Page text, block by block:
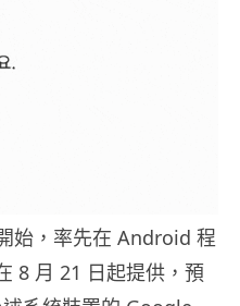
始，率先在 Android 程
8 月 21 日起提供，預